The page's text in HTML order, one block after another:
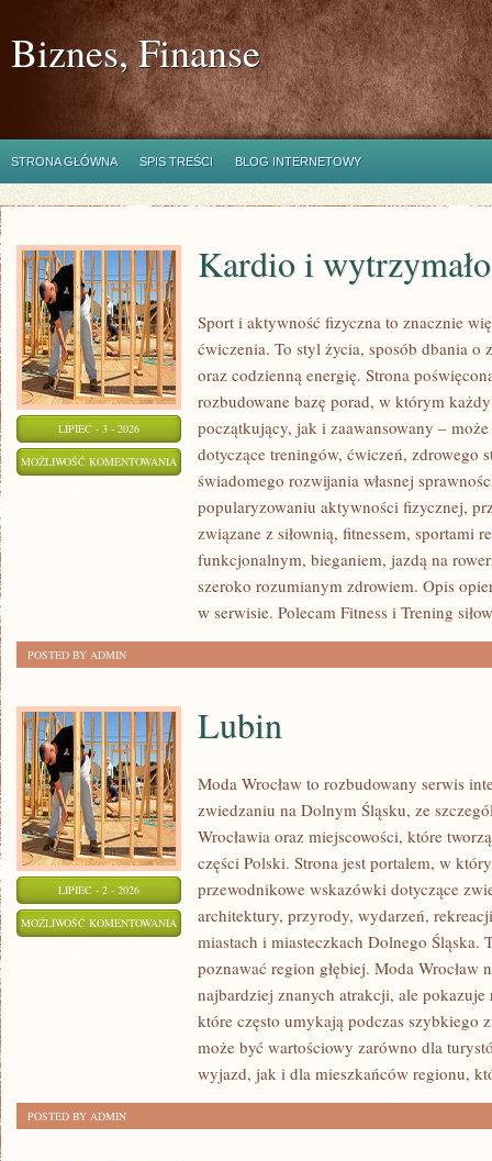
Biznes, Finanse
STRONA GŁÓWNA SPIS TREŚCI BLOG INTERNETOWY
LIPIEC - 3 - 2026
MOŻLIWOŚĆ KOMENTOWANIA KARDIO
WYTRZYMAŁOŚĆ
Kardio i
Sport i aktywność fizyczna to znacznie
ćwiczenia. To styl życia, sposób dbania o
oraz codzienną energię. Strona
rozbudowane bazę porad, w którym
początkujący, jak i zaawansowany –
dotyczące treningów, ćwiczeń, zdrowego
świadomego rozwijania własnej
popularyzowaniu aktywności fizycznej,
związane z siłownią, fitnessem, sportami
funkcjonalnym, bieganiem, jazdą na
szeroko rozumianym zdrowiem. Opis
w serwisie. Polecam Fitness i Trening
POSTED BY ADMIN
LIPIEC - 2 - 2026
MOŻLIWOŚĆ KOMENTOWANIA LUBIN
Lubin
Moda Wrocław to rozbudowany serwis
zwiedzaniu na Dolnym Śląsku, ze
Wrocławia oraz miejscowości, które
części Polski. Strona jest portalem, w
przewodnikowe wskazówki dotyczące
architektury, przyrody, wydarzeń,
miastach i miasteczkach Dolnego Śląska.
poznawać region głębiej. Moda Wrocław
najbardziej znanych atrakcji, ale
które często umykają podczas szybkiego
może być wartościowy zarówno dla
wyjazd, jak i dla mieszkańców regionu,
POSTED BY ADMIN